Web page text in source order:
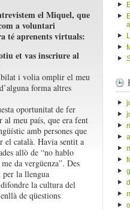
el Miquel, que
a voluntari
té aprenents virtuals:
et vas inscriure al
i volia omplir el meu
forma altres
oportunitat de fer
al meu país, que era fent
amb persones que
el català. Havia sentit a
allò de “no hablo
da vergüenza”. Des
la llengua
la cultura del
de qüestions